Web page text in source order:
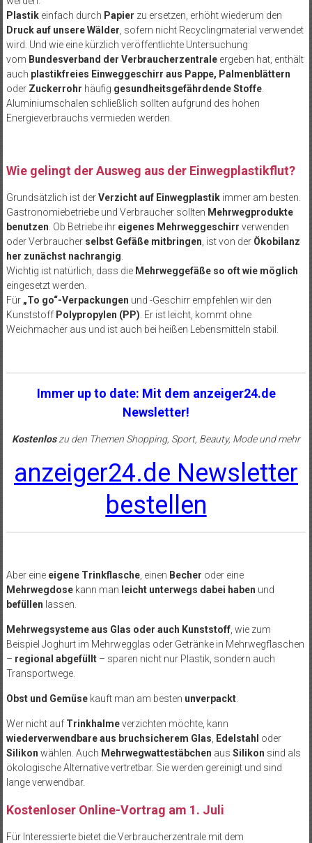
Plastikeinfach durch Papier zu ersetzen, erhöht wiederum den
Druck auf unsere Wälder , sofern nicht Recyclingmaterial verwendet
wird. Und wie eine kürzlich veröffentlichte Untersuchung
vom Bundesverband der Verbraucherzentraleergeben hat, enthält
auch plastikfreies Einweggeschirr aus Pappe, Palmenblättern
oder Zuckerrohr häufig gesundheitsgefährdende Stoffe.
Aluminiumschalen schließlich sollten aufgrund des hohen
Energieverbrauchs vermieden werden.
Wie gelingt der Ausweg aus der Einwegplastikflut?
Grundsätzlich ist derVerzicht auf Einwegplastikimmer am besten.
Gastronomiebetriebe und Verbraucher sollten Mehrwegprodukte
benutzen . Ob Betriebe ihr eigenes Mehrweggeschirr verwenden
oder Verbraucher selbst Gefäße mitbringen , ist von der Ökobilanz
her zunächst nachrangig
Wichtig ist natürlich, dass die Mehrweggefäße so oft wie möglich
eingesetzt werden.
Für „To go“-Verpackungen und -Geschirr empfehlen wir den
Kunststoff Polypropylen (PP) . Er ist leicht, kommt ohne
Weichmacher aus und ist auch bei heißen Lebensmitteln stabil.
Immer up to date: Mit dem anzeiger24.de
Newsletter!
Kostenloszu den Themen Shopping, Sport, Beauty, Mode und mehr
anzeiger24.de Newsletter
bestellen
Aber eine eigene Trinkflasche, einen Becher oder eine
Mehrwegdosekann man leicht unterwegs dabei haben und
befüllen lassen.
Mehrwegsysteme aus Glas oder auch Kunststoff, wie zum
Beispiel Joghurt im Mehrwegglas oder Getränke in Mehrwegflaschen
– regional abgefüllt– sparen nicht nur Plastik, sondern auch
Transportwege.
Obst und Gemüsekauft man am besten unverpackt.
Wer nicht auf Trinkhalmeverzichten möchte, kann
wiederverwendbare aus bruchsicherem Glas
Edelstahl oder
Silikon wählen. Auch Mehrwegwattestäbchen aus Silikon sind als
ökologische Alternative vertretbar. Sie werden gereinigt und sind
lange verwendbar.
Kostenloser Online-Vortrag am 1. Juli
Für Interessierte bietet die Verbraucherzentrale mit dem